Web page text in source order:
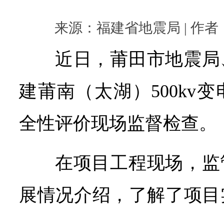
来源：福建省地震局 | 作者
近日，莆田市地震
建莆南（太湖）500kv
全性评价现场监督检查。
在项目工程现场，
展情况介绍，了解了项